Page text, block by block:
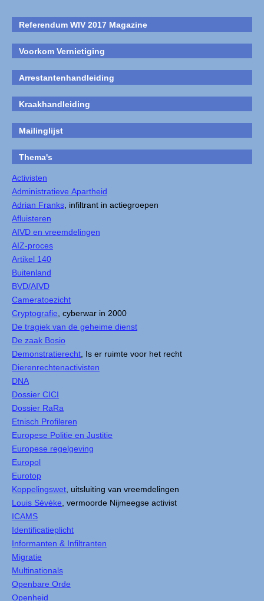
Referendum WIV 2017 Magazine
Voorkom Vernietiging
Arrestantenhandleiding
Kraakhandleiding
Mailinglijst
Thema's
Activisten
Administratieve Apartheid
Adrian Franks , infiltrant in actiegroepen
Afluisteren
AIVD en vreemdelingen
AIZ-proces
Artikel 140
Buitenland
BVD/AIVD
Cameratoezicht
Cryptografie , cyberwar in 2000
De tragiek van de geheime dienst
De zaak Bosio
Demonstratierecht , Is er ruimte voor het recht
Dierenrechtenactivisten
DNA
Dossier CICI
Dossier RaRa
Etnisch Profileren
Europese Politie en Justitie
Europese regelgeving
Europol
Eurotop
Koppelingswet , uitsluiting van vreemdelingen
Louis Sévèke , vermoorde Nijmeegse activist
ICAMS
Identificatieplicht
Informanten & Infiltranten
Migratie
Multinationals
Openbare Orde
Openheid